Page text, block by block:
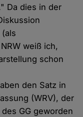
Da dies in der
weiß ich,
schon
den Satz in
(WRV), der
GG geworden